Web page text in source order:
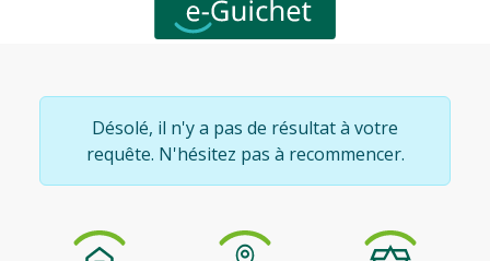
Désolé, il n'y a pas de résultat à votre
requête. N'hésitez pas à recommencer.